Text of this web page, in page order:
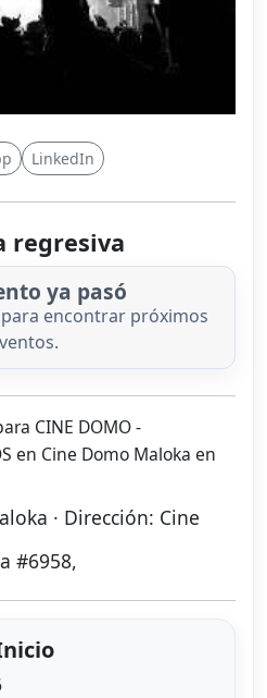
LinkedIn
regresiva
ya pasó
encontrar próximos
CINE DOMO -
en Cine Domo Maloka en
· Dirección: Cine
#6958,